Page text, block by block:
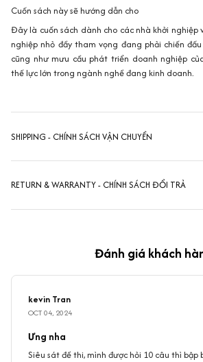
Cuốn sách này sẽ hướng dẫn cho
Đây là cuốn sách dành cho các nhà khởi nghiệp
nghiệp nhỏ đầy tham vọng đang phải chiến
cũng như mưu cầu phát triển doanh nghiệp
thế lực lớn trong ngành nghề đang kinh doanh.
SHIPPING - CHÍNH SÁCH VẬN CHUYỂN
RETURN & WARRANTY - CHÍNH SÁCH ĐỔI TRẢ
Đánh giá khách
kevin Tran
OCT 04, 2024
Ưng nha
Siêu sát đề thi, mình được hỏi 10 câu thì bập